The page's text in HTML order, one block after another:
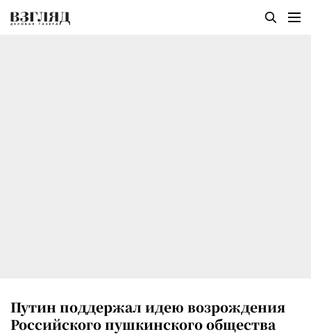
Путин поддержал идею возрождения
Российского пушкинского общества